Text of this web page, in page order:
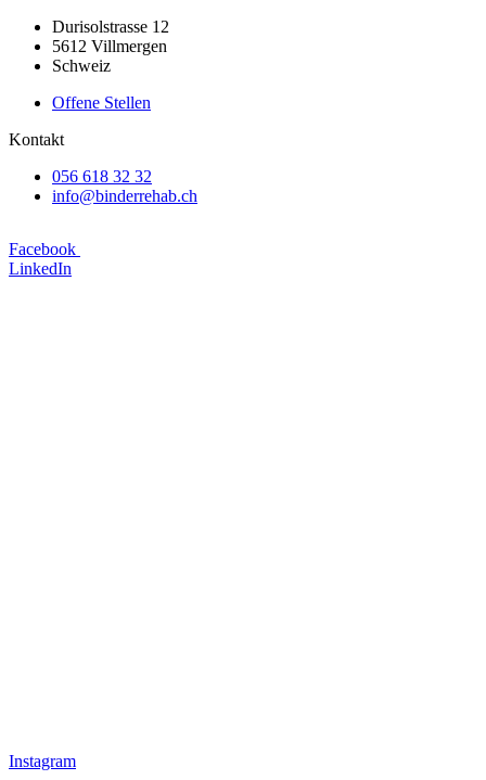
Durisolstrasse 12
5612 Villmergen
Schweiz
Offene Stellen
Kontakt
056 618 32 32
info@binderrehab.ch
Facebook
LinkedIn
Instagram